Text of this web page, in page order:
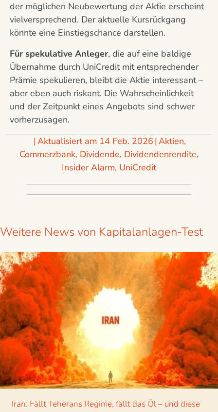
der möglichen Neubewertung der Aktie erscheint
vielversprechend. Der aktuelle Kursrückgang
könnte eine Einstiegschance darstellen.
Für spekulative Anleger, die auf eine baldige
Übernahme durch UniCredit mit entsprechender
Prämie spekulieren, bleibt die Aktie interessant –
aber eben auch riskant. Die Wahrscheinlichkeit
und der Zeitpunkt eines Angebots sind schwer
vorherzusagen.
|Aktualisiert am 14 Feb. 2026 |Aktien,
Commerzbank, Dividende, Dividendenrendite,
Insider Alarm, UniCredit
Weitere News von Kapitalanlagen-Test
Iran: Fällt Teherans Regime, fällt das Öl – und diese